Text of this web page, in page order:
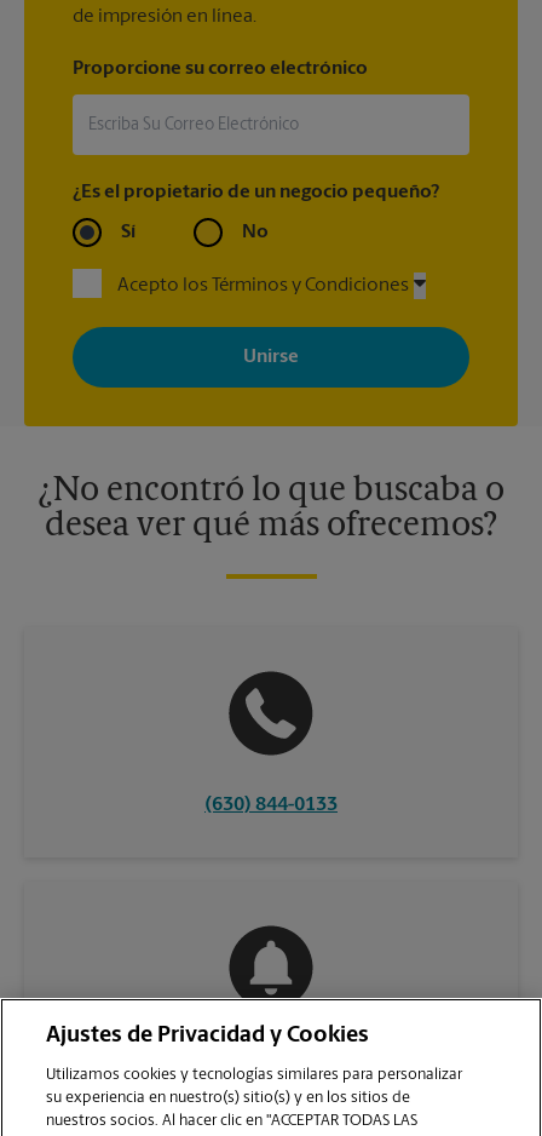
de impresión en línea.
Proporcione su correo electrónico
¿Es el propietario de un negocio pequeño?
Sí No
Acepto los Términos y Condiciones
Al registrarse, acepta recibir correos electrónicos de The UPS
Store con noticias, ofertas especiales, promociones y mensajes
adaptados a sus intereses. Puede darse de baja en cualquier
momento. Para más información, consulte nuestra política de
¿No encontró lo que buscaba o
desea ver qué más ofrecemos?
(630) 844-0133
Ajustes de Privacidad y Cookies
Utilizamos cookies y tecnologías similares para personalizar
su experiencia en nuestro(s) sitio(s) y en los sitios de
nuestros socios. Al hacer clic en "ACCEPTAR TODAS LAS